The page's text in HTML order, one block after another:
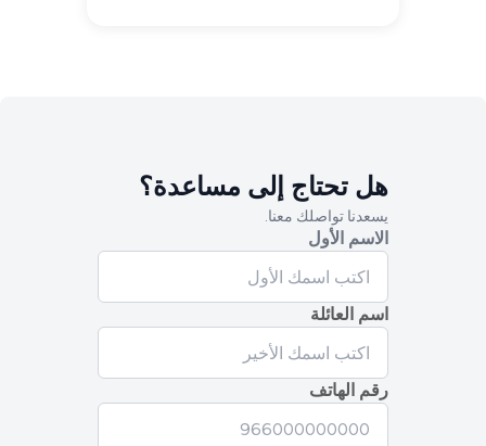
هل تحتاج إلى مساعدة؟
يسعدنا تواصلك معنا.
الاسم الأول
اسم العائلة
رقم الهاتف